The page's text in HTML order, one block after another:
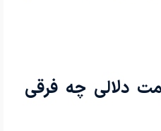
دلالی چه فرقی